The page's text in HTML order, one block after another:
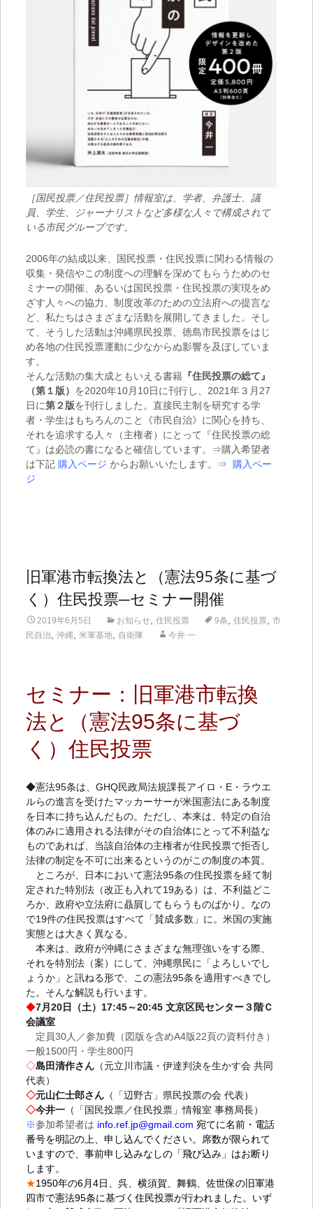
［国民投票／住民投票］情報室は、学者、弁護士、議
員、学生、ジャーナリストなど多様な人々で構成されて
いる市民グルーブです。
2006年の結成以来、国民投票・住民投票に関わる情報の
収集・発信やこの制度への理解を深めてもらうためのセ
ミナーの開催、あるいは国民投票・住民投票の実現をめ
ざす人々への協力、制度改革のための立法府への提言な
ど、私たちはさまざまな活動を展開してきました。そし
て、そうした活動は沖縄県民投票、徳島市民投票をはじ
め各地の住民投票運動に少なからぬ影響を及ぼしていま
す。
そんな活動の集大成ともいえる書籍『住民投票の総て』
（第１版） を2020年10月10日に刊行し、2021年３月27
日に第２版を刊行しました。直接民主制を研究する学
者・学生はもちろんのこと《市民自治》に関心を持ち、
それを追求する人々（主権者）にとって『住民投票の総
て』は必読の書になると確信しています。⇒購入希望者
は下記 購入ページ からお願いいたします。 ⇒ 購入ペー
ジ
旧軍港市転換法と（憲法95条に基づ
く）住民投票─セミナー開催
2019年6月5日 お知らせ 住民投票 9条 住民投票, 市
民自治, 沖縄 米軍基地, 自衛隊 今井 一
セミナー：旧軍港市転換
法と（憲法95条に基づ
く）住民投票
◆憲法95条は、GHQ民政局法規課長アイロ・E・ラウエ
ルらの進言を受けたマッカーサーが米国憲法にある制度
を日本に持ち込んだもの。ただし、本来は、特定の自治
体のみに適用される法律がその自治体にとって不利益な
ものであれば、当該自治体の主権者が住民投票で拒否し
法律の制定を不可に出来るというのがこの制度の本質。
ところが、日本において憲法95条の住民投票を経て制
定された特別法（改正も入れて19ある）は、不利益どこ
ろか、政府や立法府に贔屓してもらうものばかり。なの
で19件の住民投票はすべて「賛成多数」に。米国の実施
実態とは大きく異なる。
本来は、政府が沖縄にさまざまな無理強いをする際、
それを特別法（案）にして、沖縄県民に「よろしいでし
ょうか」と訊ねる形で、この憲法95条を適用すべきでし
た。そんな解説も行います。
◆7月20日（土）17:45～20:45 文京区民センター３階Ｃ
会議室
定員30人／参加費（図版を含めA4版22頁の資料付き）
一般1500円・学生800円
◇島田清作さん（元立川市議・伊達判決を生かす会 共同
代表）
◇元山仁士郎さん（「辺野古」県民投票の会 代表）
◇今井一（「国民投票／住民投票」情報室 事務局長）
※参加希望者は info.ref.jp@gmail.com 宛てに名前・電話
番号を明記の上、申し込んでください。席数が限られて
いますので、事前申し込みなしの「飛び込み」はお断り
します。
★1950年の6月4日、呉、横須賀、舞鶴、佐世保の旧軍港
四市で憲法95条に基づく住民投票が行われました。いず